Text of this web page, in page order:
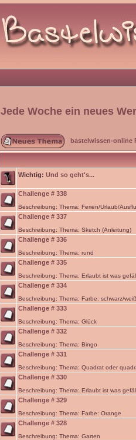
Jede Woche ein neues
bastelwissen-online
Wichtig: Und so geht's...
Challenge # 338
Beschreibung: Thema: Ferien/Urlaub/
Challenge # 337
Beschreibung: Thema: Sketch (Anleitung)
Challenge # 336
Beschreibung: Thema: rund
Challenge # 335
Beschreibung: Thema: Erlaubt ist was
Challenge # 334
Beschreibung: Thema: Farbe: schwarz/weiß
Challenge # 333
Beschreibung: Thema: Glück
Challenge # 332
Beschreibung: Thema: Bingo
Challenge # 331
Beschreibung: Thema: Quadrat oder
Challenge # 330
Beschreibung: Thema: Erlaubt ist was
Challenge # 329
Beschreibung: Thema: Farbe: Orange
Challenge # 328
Beschreibung: Thema: Garten